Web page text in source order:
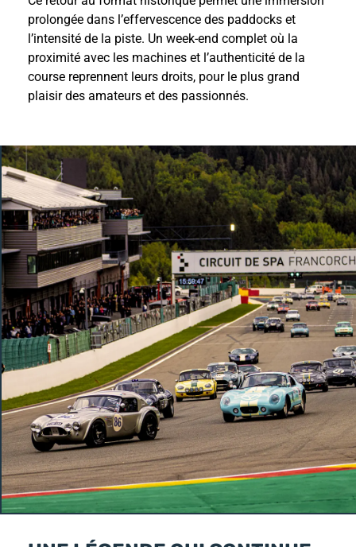
prolongée dans l’effervescence des paddocks et
l’intensité de la piste. Un week-end complet où la
proximité avec les machines et l’authenticité de la
course reprennent leurs droits, pour le plus grand
plaisir des amateurs et des passionnés.